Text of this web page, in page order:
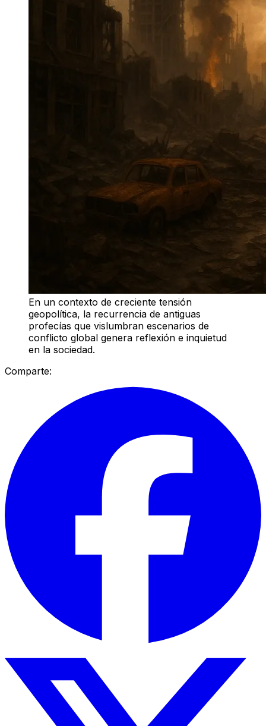
En un contexto de creciente tensión
geopolítica, la recurrencia de antiguas
profecías que vislumbran escenarios de
conflicto global genera reflexión e inquietud
en la sociedad.
Comparte: